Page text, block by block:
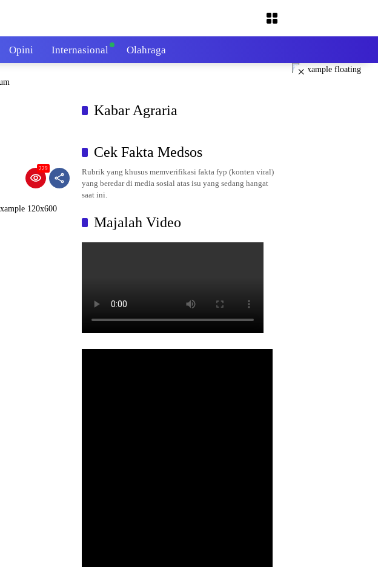
Opini Internasional Olahraga
×
229
Kabar Agraria
Cek Fakta Medsos
Rubrik yang khusus memverifikasi fakta fyp (konten viral)
yang beredar di media sosial atas isu yang sedang hangat
saat ini.
Majalah Video